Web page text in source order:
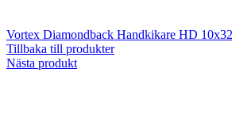
Vortex Diamondback Handkikare HD 10x32
Tillbaka till produkter
Nästa produkt